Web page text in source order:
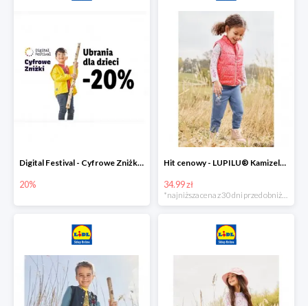
Digital Festival - Cyfrowe Zniżki Ubrania dla dzieci w Lidlu -20%
20%
Hit cenowy - LUPILU® Kamizelka pikowana dziewczęca
34.99 zł